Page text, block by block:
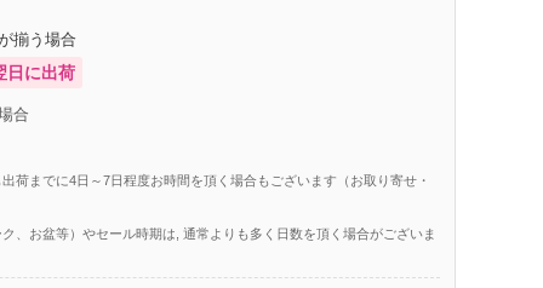
揃う場合
日に出荷
合
荷までに4日～7日程度お時間を頂く場合もございます（お取り寄せ・
、お盆等）やセール時期は, 通常よりも多く日数を頂く場合がございま